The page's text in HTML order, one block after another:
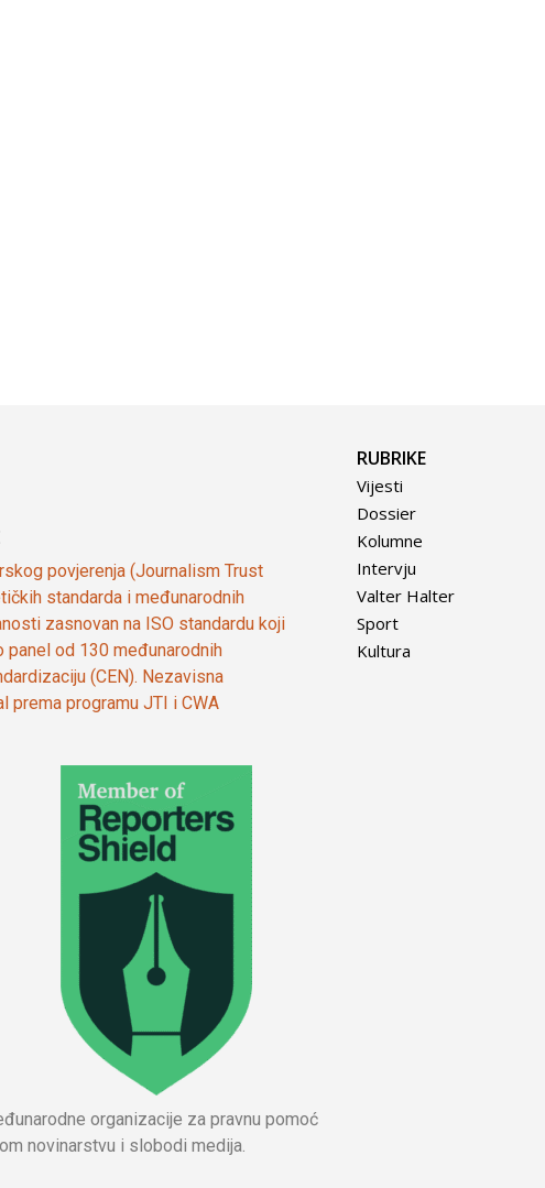
povjerenja (Journalism Trust
standarda i međunarodnih
zasnovan na ISO standardu koji
panel od 130 međunarodnih
(CEN). Nezavisna
prema programu JTI i CWA
organizacije za pravnu pomoć
novinarstvu i slobodi medija.
RUBRIKE
Vijesti
Dossier
Kolumne
Intervju
Valter Halter
Sport
Kultura